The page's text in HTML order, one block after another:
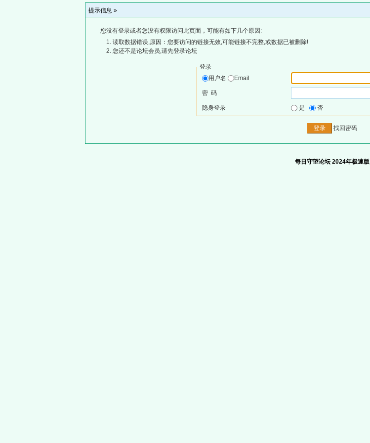
提示信息 »
您没有登录或者您没有权限访问此页面，可能有如下几个原因:
读取数据错误,原因：您要访问的链接无效,可能链接不完整,或数据已被删除!
您还不是论坛会员,请先登录论坛
登录
用户名
Email
密 码
隐身登录 是 否
找回密码
每日守望论坛 2024年极速版